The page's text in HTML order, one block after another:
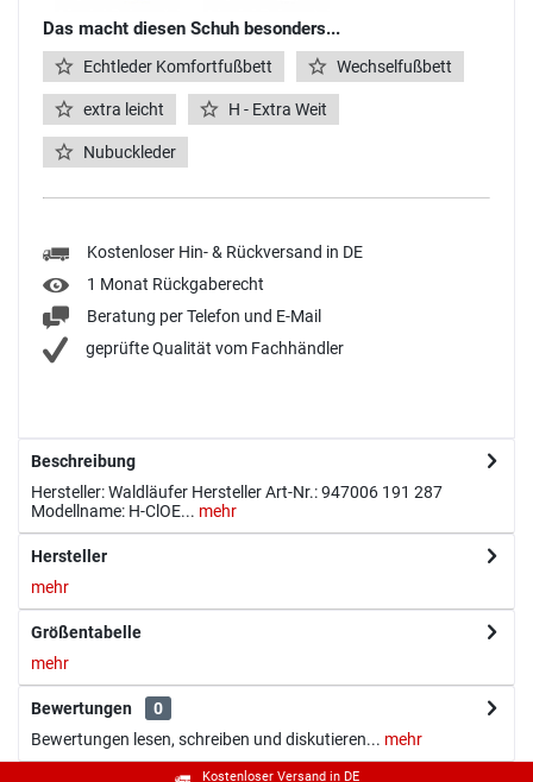
Das macht diesen Schuh besonders...
Echtleder Komfortfußbett Wechselfußbett
extra leicht H - Extra Weit
Nubuckleder
Kostenloser Hin- & Rückversand in DE
1 Monat Rückgaberecht
Beratung per Telefon und E-Mail
geprüfte Qualität vom Fachhändler
Beschreibung
Hersteller: Waldläufer Hersteller Art-Nr.: 947006 191 287
Modellname: H-ClOE... mehr
Hersteller
mehr
Größentabelle
mehr
Bewertungen
0
Bewertungen lesen, schreiben und diskutieren... mehr
Kostenloser Versand in DE